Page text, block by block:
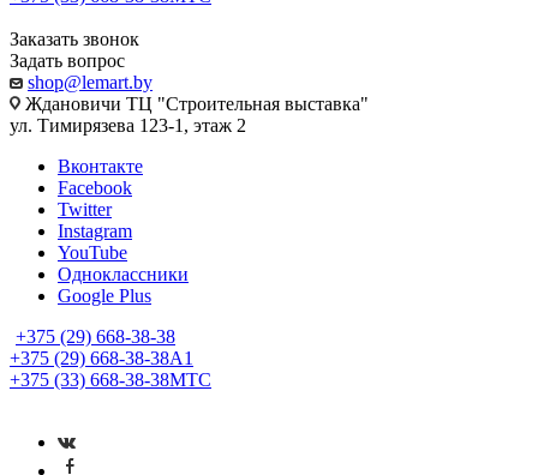
Заказать звонок
Задать вопрос
shop@lemart.by
Ждановичи ТЦ "Строительная выставка"
ул. Тимирязева 123-1, этаж 2
Вконтакте
Facebook
Twitter
Instagram
YouTube
Одноклассники
Google Plus
+375 (29) 668-38-38
+375 (29) 668-38-38A1
+375 (33) 668-38-38МТС